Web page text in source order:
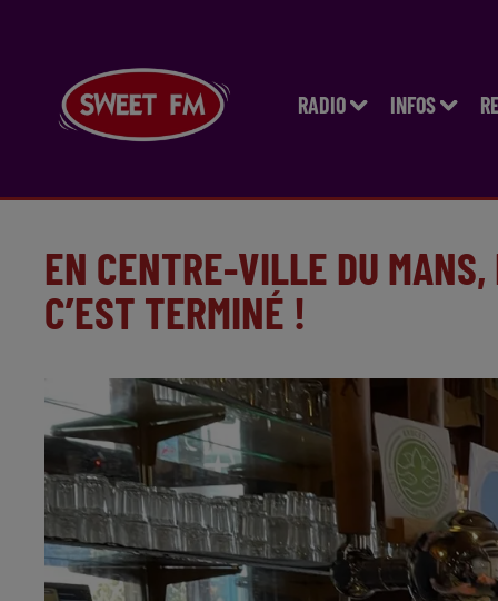
RADIO INFOS
EN CENTRE-VILLE DU
C’EST TERMINÉ !